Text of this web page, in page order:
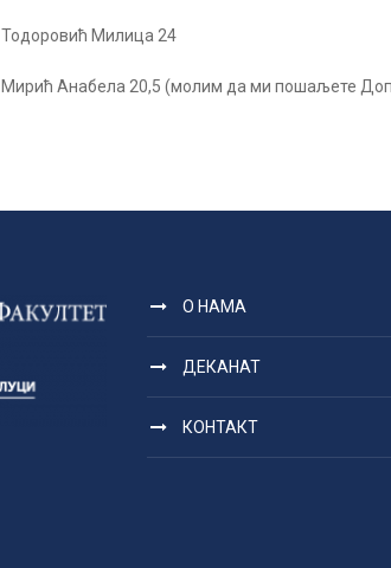
Тодоровић Милица 24
Мирић Анабела 20,5 (молим да ми пошаљете
О НАМА
ДЕКАНАТ
КОНТАКТ